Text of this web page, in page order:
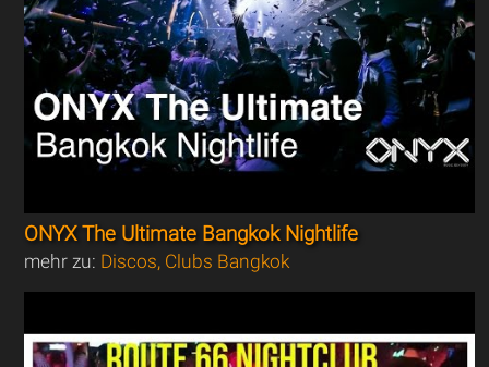
ONYX The Ultimate Bangkok Nightlife
mehr zu: Discos, Clubs Bangkok